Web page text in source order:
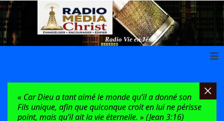
Radio Vie en Jésus
≡
« Car Dieu a tant aimé le monde qu’il a donné son
Fils unique, afin que quiconque croit en lui ne périsse
point, mais qu’il ait la vie éternelle. » (Jean 3:16)